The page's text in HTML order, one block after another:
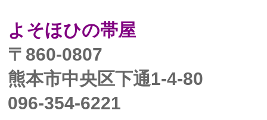
よそほひの帯屋
〒860-0807
熊本市中央区下通1-4-80
096-354-6221